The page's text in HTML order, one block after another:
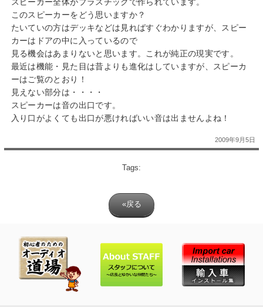
このスピーカーをどう思いますか？
たいていの方はデッキなどは見ればすぐわかりますが、スピー
カーはドアの中に入っているので
見る機会はあまりないと思います。これが純正の現実です。
最近は機能・見た目は昔よりも進化はしていますが、スピーカ
ーはご覧のとおり！
見えない部分は・・・・
スピーカーは音の出口です。
入り口がよくても出口が悪ければいい音は出ませんよね！
2009年9月5日
Tags:
«戻る